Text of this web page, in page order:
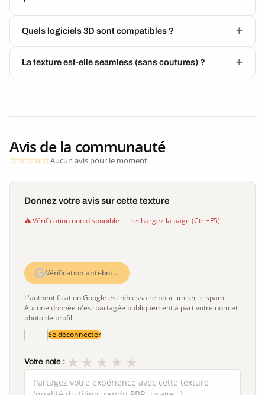
Quels logiciels 3D sont compatibles ?
La texture est-elle seamless (sans coutures) ?
Avis de la communauté
Aucun avis pour le moment
Donnez votre avis sur cette texture
Vérification non disponible — rechargez la page (Ctrl+F5)
Vérification anti-bot…
L'authentification Google est nécessaire pour limiter le spam.
Aucune donnée n'est partagée publiquement à part votre nom et
photo de profil.
Se déconnecter
Votre note : ★
★
★
★
★